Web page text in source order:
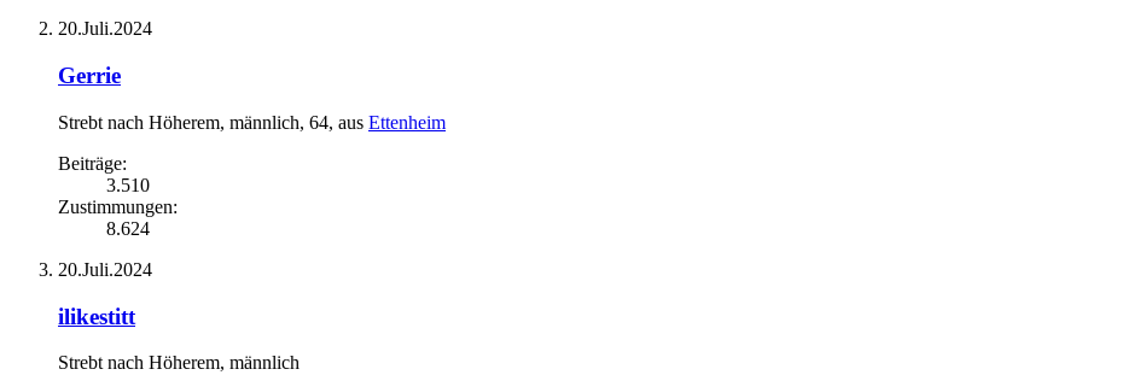
20.Juli.2024
Gerrie
Strebt nach Höherem, männlich, 64, aus Ettenheim
Beiträge:
3.510
Zustimmungen:
8.624
20.Juli.2024
ilikestitt
Strebt nach Höherem, männlich